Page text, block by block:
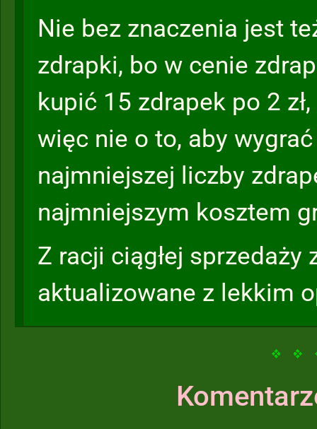
Nie bez znaczenia jest
zdrapki, bo w cenie
kupić 15 zdrapek po 2
więc nie o to, aby
najmniejszej liczby
najmniejszym kosztem
Z racji ciągłej sprzedaży
aktualizowane z lekkim